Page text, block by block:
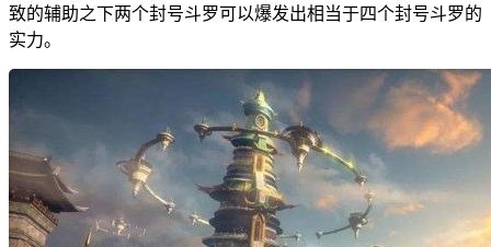
致的辅助之下两个封号斗罗可以爆发出相当于四个封号斗罗的
实力。